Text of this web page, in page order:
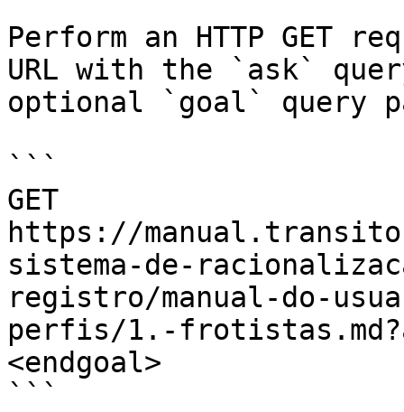
Perform an HTTP GET
URL with the `ask`
optional `goal` query
```
GET
https://
sistema-de-
registro/manual-do-
perfis/1.-
<endgoal>
```